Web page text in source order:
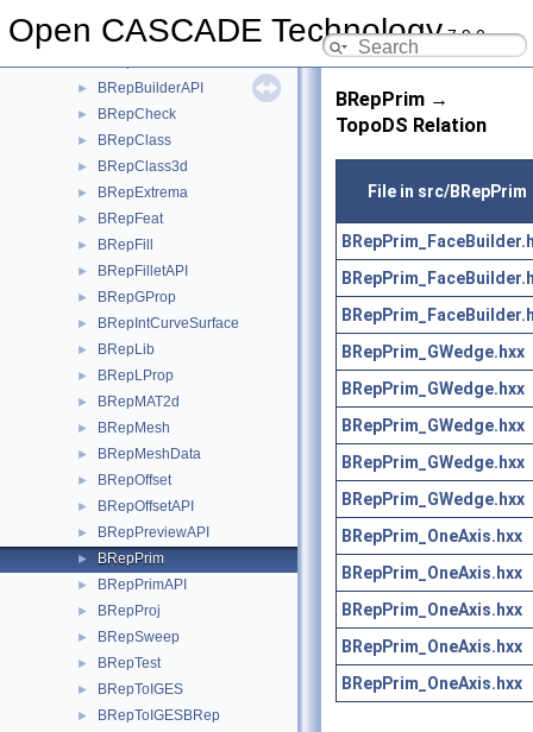
Open CASCADE Technology7.9.0
BRepBlend
► BRepBuilderAPI
► BRepCheck
► BRepClass
► BRepClass3d
► BRepExtrema
► BRepFeat
► BRepFill
► BRepFilletAPI
► BRepGProp
► BRepIntCurveSurface
► BRepLib
► BRepLProp
► BRepMAT2d
► BRepMesh
► BRepMeshData
► BRepOffset
► BRepOffsetAPI
► BRepPreviewAPI
► BRepPrim
► BRepPrimAPI
► BRepProj
► BRepSweep
► BRepTest
► BRepToIGES
► BRepToIGESBRep
BRepPrim →
TopoDS Relation
File in src/BRepPrim
BRepPrim_GWedge.hxx
BRepPrim_GWedge.hxx
BRepPrim_GWedge.hxx
BRepPrim_GWedge.hxx
BRepPrim_GWedge.hxx
BRepPrim_OneAxis.hxx
BRepPrim_OneAxis.hxx
BRepPrim_OneAxis.hxx
BRepPrim_OneAxis.hxx
BRepPrim_OneAxis.hxx